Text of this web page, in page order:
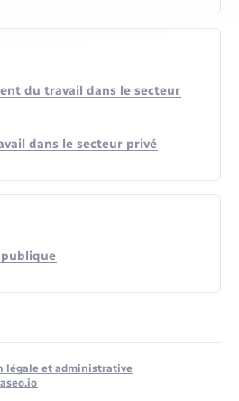
du travail dans le secteur
dans le secteur privé
légale et administrative